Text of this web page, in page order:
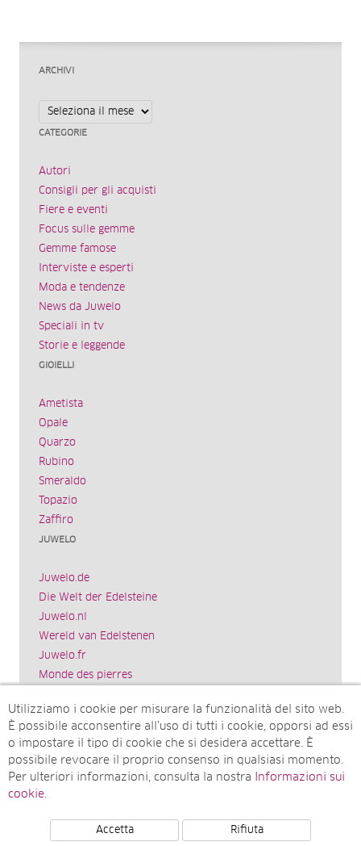
ARCHIVI
Archivi
CATEGORIE
Autori
Consigli per gli acquisti
Fiere e eventi
Focus sulle gemme
Gemme famose
Interviste e esperti
Moda e tendenze
News da Juwelo
Speciali in tv
Storie e leggende
GIOIELLI
Ametista
Opale
Quarzo
Rubino
Smeraldo
Topazio
Zaffiro
JUWELO
Juwelo.de
Die Welt der Edelsteine
Juwelo.nl
Wereld van Edelstenen
Juwelo.fr
Monde des pierres
El mundo de las piedras preciosas
Rocks & Co.
Juwelo.com
Ädelstenarnas Värld
Utilizziamo i cookie per misurare la funzionalità del sito web.
È possibile acconsentire all’uso di tutti i cookie, opporsi ad essi
o impostare il tipo di cookie che si desidera accettare. È
possibile revocare il proprio consenso in qualsiasi momento.
Per ulteriori informazioni, consulta la nostra
Informazioni sui
cookie.
Accetta Rifiuta